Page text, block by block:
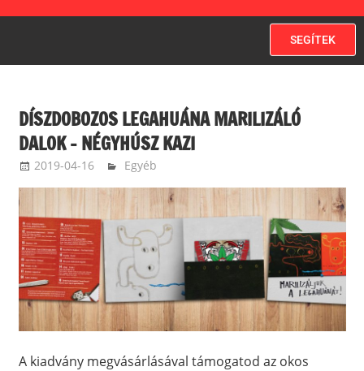
SEGÍTEK
DÍSZDOBOZOS LEGAHUÁNA MARILIZÁLÓ
DALOK – NÉGYHÚSZ KAZI
2019-04-16 ketfarkukutya
Egyéb
A kiadvány megvásárlásával támogatod az okos